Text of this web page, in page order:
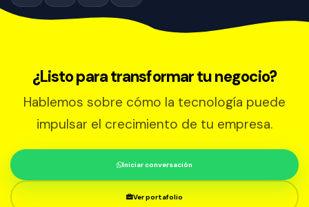
¿Listo para transformar tu negocio?
Hablemos sobre cómo la tecnología puede
impulsar el crecimiento de tu empresa.
Iniciar conversación
Ver portafolio